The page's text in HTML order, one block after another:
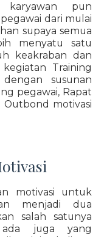
karyawan pun
dari mulai
supaya semua
menyatu satu
keakraban dan
Training
susunan
pegawai, Rapat
Outbond motivasi
motivasi untuk
menjadi dua
salah satunya
ada juga yang